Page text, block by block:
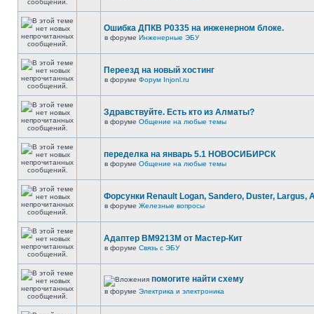
Ошибка ДПКВ Р0335 на инженерном блоке.
в форуме Инженерные ЭБУ
Переезд на новый хостинг
в форуме Форум Injonl.ru
Здравствуйте. Есть кто из Алматы?
в форуме Общение на любые темы
переделка на январь 5.1 НОВОСИБИРСК
в форуме Общение на любые темы
Форсунки Renault Logan, Sandero, Duster, Largus,
в форуме Железные вопросы
Адаптер BM9213M от Мастер-Кит
в форуме Связь с ЭБУ
помогите найти схему
в форуме Электрика и электроника